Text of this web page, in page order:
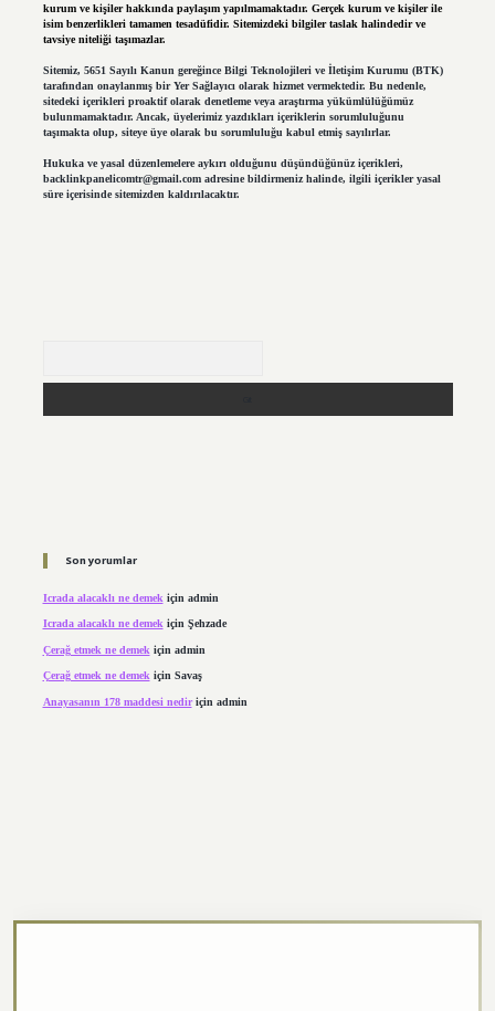
kurum ve kişiler hakkında paylaşım yapılmamaktadır. Gerçek kurum ve kişiler ile
isim benzerlikleri tamamen tesadüfidir. Sitemizdeki bilgiler taslak halindedir ve
tavsiye niteliği taşımazlar.
Sitemiz, 5651 Sayılı Kanun gereğince Bilgi Teknolojileri ve İletişim Kurumu (BTK)
tarafından onaylanmış bir Yer Sağlayıcı olarak hizmet vermektedir. Bu nedenle,
sitedeki içerikleri proaktif olarak denetleme veya araştırma yükümlülüğümüz
bulunmamaktadır. Ancak, üyelerimiz yazdıkları içeriklerin sorumluluğunu
taşımakta olup, siteye üye olarak bu sorumluluğu kabul etmiş sayılırlar.
Hukuka ve yasal düzenlemelere aykırı olduğunu düşündüğünüz içerikleri,
backlinkpanelicomtr@gmail.comadresine bildirmeniz halinde, ilgili içerikler yasal
süre içerisinde sitemizden kaldırılacaktır.
Son yorumlar
Icrada alacaklı ne demek için admin
Icrada alacaklı ne demek için Şehzade
Çerağ etmek ne demek için admin
Çerağ etmek ne demekiçin Savaş
Anayasanın 178 maddesi nediriçin admin